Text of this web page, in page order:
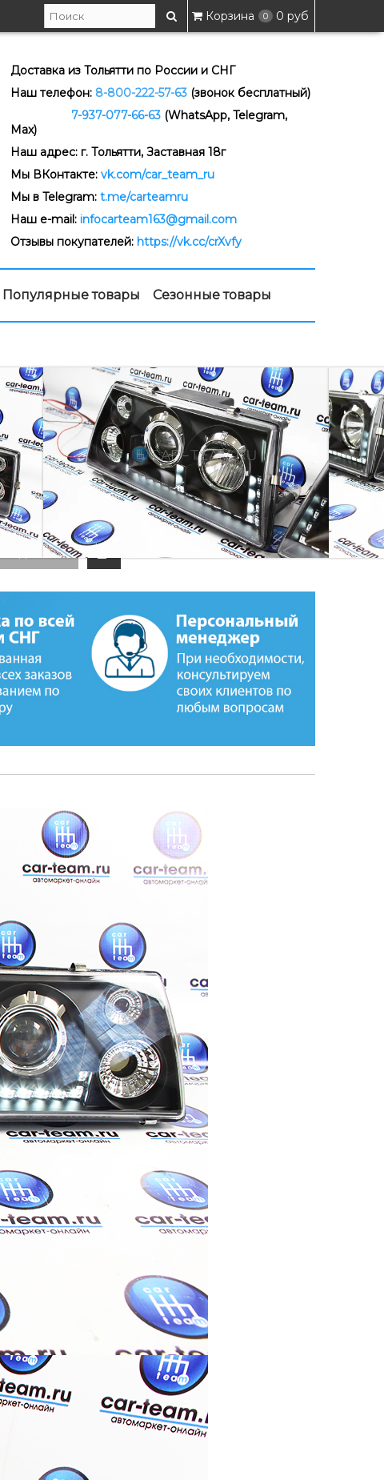
Корзина 0 0 руб
Доставка из Тольятти по России и СНГ
Наш телефон: 8-800-222-57-63 (звонок бесплатный)
7-937-077-66-63 (WhatsApp, Telegram,
Max)
Наш адрес: г. Тольятти, Заставная 18г
Мы ВКонтакте: vk.com/car_team_ru
Мы в Telegram: t.me/carteamru
Наш e-mail: infocarteam163@gmail.com
Отзывы покупателей: https://vk.cc/crXvfy
Популярные товары Сезонные товары
ПЕРЕДНИЕ С ДИОДНЫМИ ДХО, ЧЕРНЫЕ
(267)
один клик
сравнению